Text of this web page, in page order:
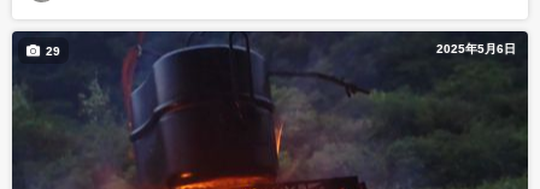
2025年5月6日
29